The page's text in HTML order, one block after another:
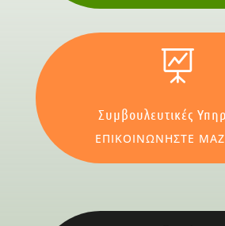

Συμβουλευτικές
ΕΠΙΚΟΙΝΩΝΗΣΤΕ